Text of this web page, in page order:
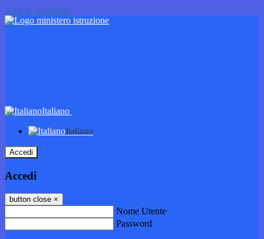
Salta al contenuto
Italiano
Italiano
Accedi
Accedi
button close ×
Nome Utente
Password